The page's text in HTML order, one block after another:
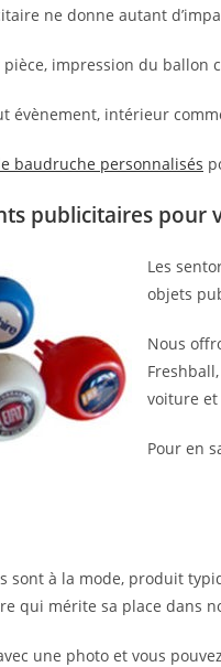
ne donne autant
impression du ballon
évènement, intérieur
baudruche personnalisés
publicitaires pour
Les
objets
Nous
voiture
Pour en
sont à la mode, produit
qui mérite sa place dans
une photo et vous